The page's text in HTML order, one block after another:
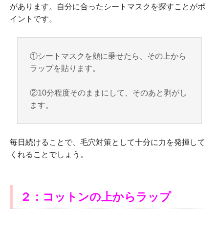
があります。自分に合ったシートマスクを探すことがポ
イントです。
①シートマスクを顔に乗せたら、その上から
ラップを貼ります。
②10分程度そのままにして、そのあと剥がし
ます。
毎日続けることで、毛穴対策として十分に力を発揮して
くれることでしょう。
２：コットンの上からラップ